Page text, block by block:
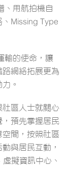
、用航拍機自
Missing Type
輸的使命，讓
網絡拓展更為
。
社區人士就關心
，預先掌握居民
間，按照社區
與居民互動，
擬資訊中心、